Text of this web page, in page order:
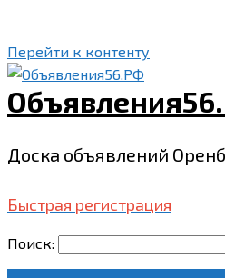
Перейти к контенту
Доска объявлений
Быстрая регистрация
Поиск: